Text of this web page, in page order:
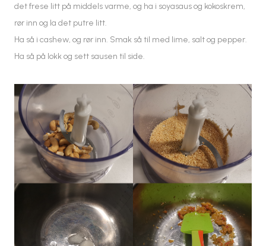
det frese litt på middels varme, og ha i soyasaus og kokoskrem,
rør inn og la det putre litt.
Ha så i cashew, og rør inn. Smak så til med lime, salt og pepper.
Ha så på lokk og sett sausen til side.